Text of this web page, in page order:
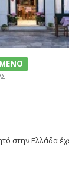
στην Ελλάδα